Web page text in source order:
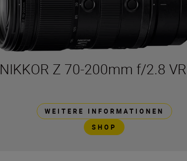
NIKKOR Z 70-200mm f/2.8
WEITERE INFORMATIONEN
SHOP